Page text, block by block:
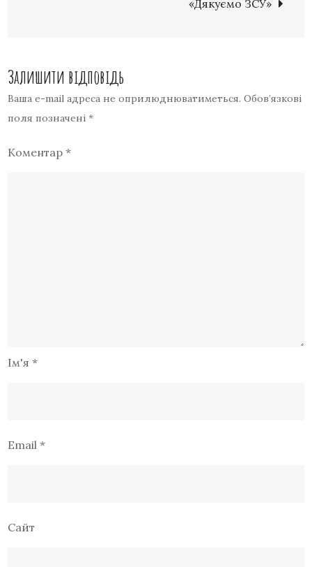
«Дякуємо ЗСУ»
Залишити відповідь
Ваша e-mail адреса не оприлюднюватиметься. Обов’язкові
поля позначені*
Коментар*
Ім'я*
Email*
Сайт